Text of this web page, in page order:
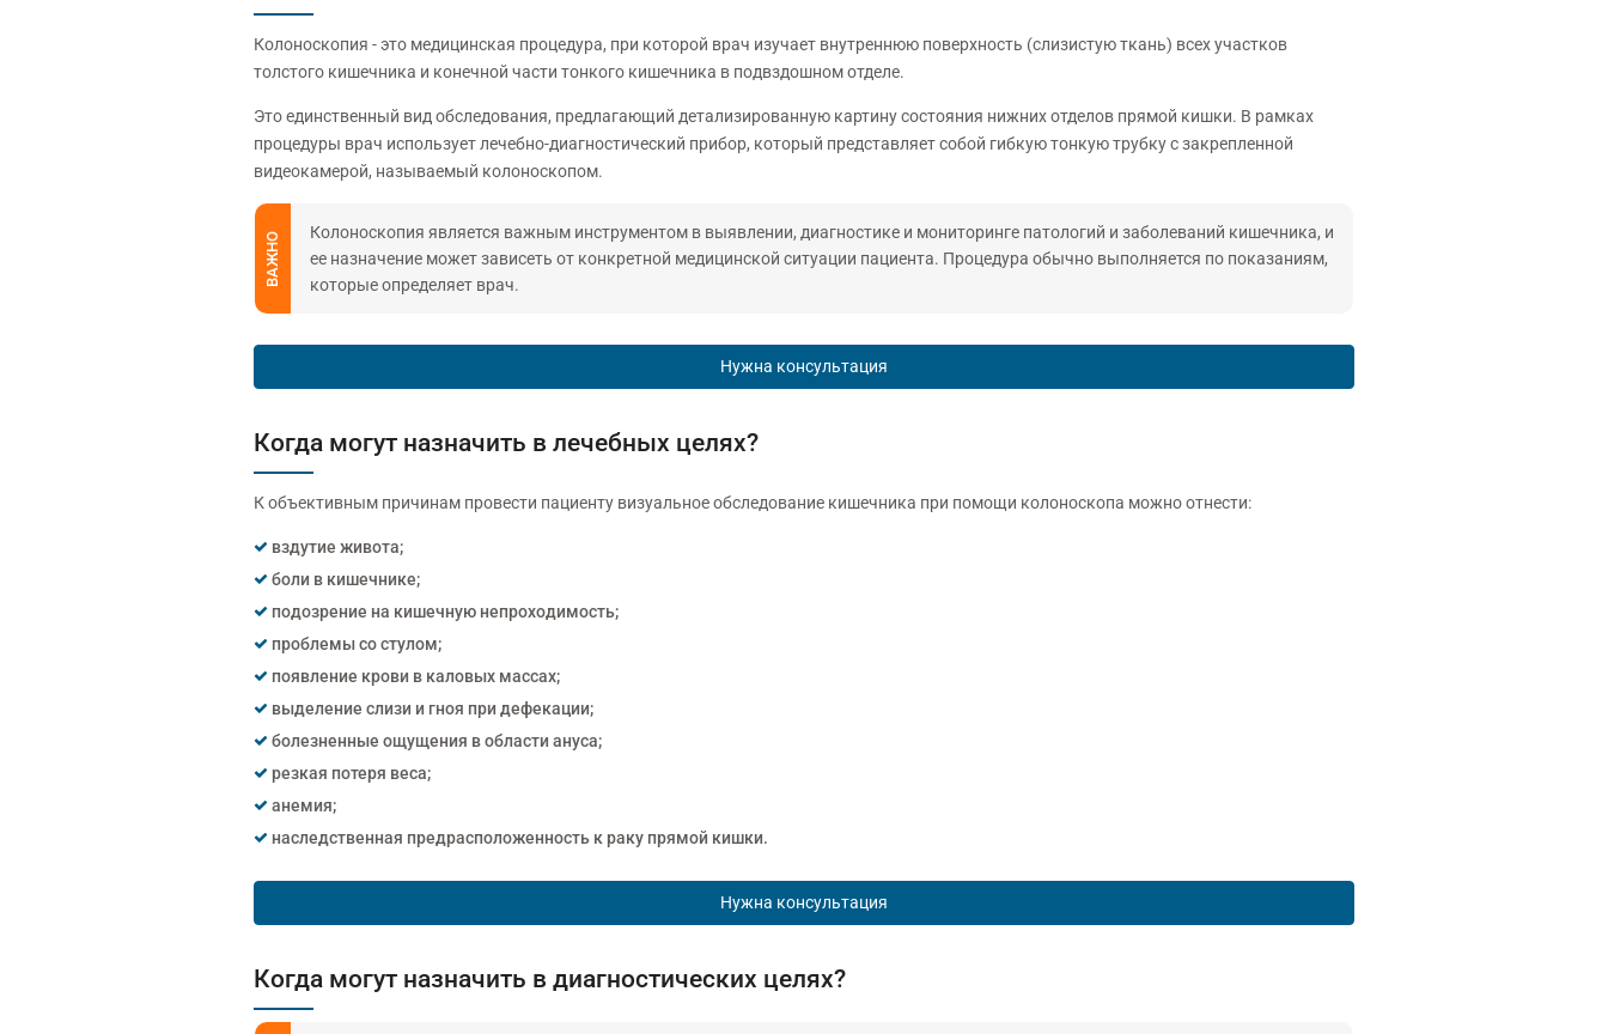
Колоноскопия - это медицинская процедура, при которой врач изучает внутреннюю поверхность (слизистую ткань) всех участков
толстого кишечника и конечной части тонкого кишечника в подвздошном отделе.
Это единственный вид обследования, предлагающий детализированную картину состояния нижних отделов прямой кишки. В рамках
процедуры врач использует лечебно-диагностический прибор, который представляет собой гибкую тонкую трубку с закрепленной
видеокамерой, называемый колоноскопом.
ВАЖНО
Колоноскопия является важным инструментом в выявлении, диагностике и мониторинге патологий и заболеваний кишечника, и
ее назначение может зависеть от конкретной медицинской ситуации пациента. Процедура обычно выполняется по показаниям,
которые определяет врач.
Нужна консультация
Когда могут назначить в лечебных целях?
К объективным причинам провести пациенту визуальное обследование кишечника при помощи колоноскопа можно отнести:
вздутие живота;
боли в кишечнике;
подозрение на кишечную непроходимость;
проблемы со стулом;
появление крови в каловых массах;
выделение слизи и гноя при дефекации;
болезненные ощущения в области ануса;
резкая потеря веса;
анемия;
наследственная предрасположенность к раку прямой кишки.
Нужна консультация
Когда могут назначить в диагностических целях?